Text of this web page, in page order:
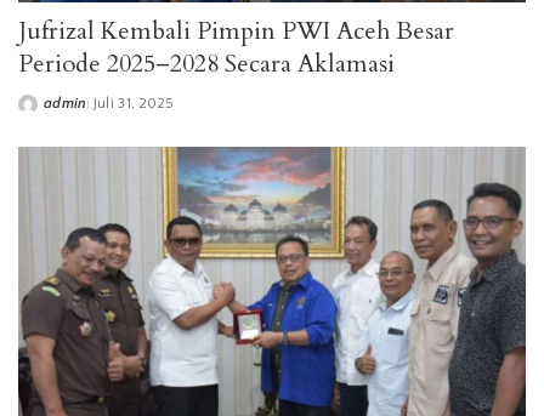
Jufrizal Kembali Pimpin PWI Aceh Besar
Periode 2025–2028 Secara Aklamasi
Posted
admin Juli 31, 2025